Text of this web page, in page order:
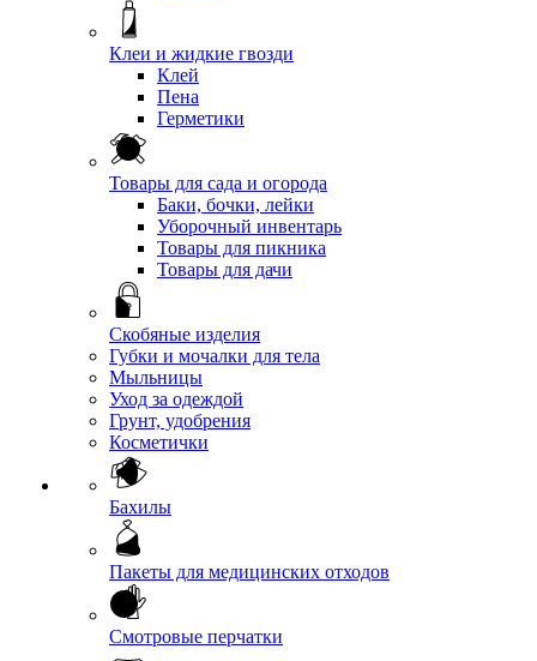
Клеи и жидкие гвозди
Клей
Пена
Герметики
Товары для сада и огорода
Баки, бочки, лейки
Уборочный инвентарь
Товары для пикника
Товары для дачи
Скобяные изделия
Губки и мочалки для тела
Мыльницы
Уход за одеждой
Грунт, удобрения
Косметички
Бахилы
Пакеты для медицинских отходов
Смотровые перчатки